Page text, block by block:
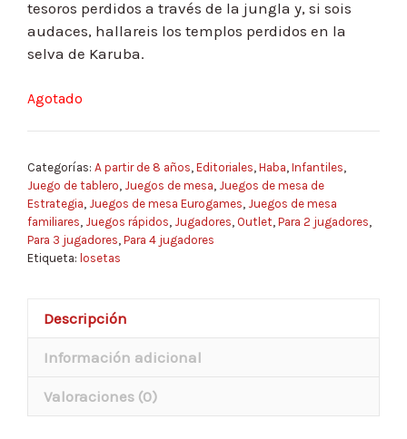
tesoros perdidos a través de la jungla y, si sois
audaces, hallareis los templos perdidos en la
selva de Karuba.
Agotado
Categorías: A partir de 8 años, Editoriales, Haba, Infantiles,
Juego de tablero, Juegos de mesa, Juegos de mesa de
Estrategia, Juegos de mesa Eurogames, Juegos de mesa
familiares, Juegos rápidos, Jugadores, Outlet, Para 2 jugadores,
Para 3 jugadores, Para 4 jugadores
Etiqueta: losetas
Descripción
Información adicional
Valoraciones (0)